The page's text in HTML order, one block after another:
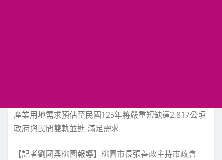
產業用地需求預估至民國125年將嚴重短缺達2,817公頃
政府與民間雙軌並進 滿足需求
【記者劉國興桃園報導】桃園市長張善政主持市政會